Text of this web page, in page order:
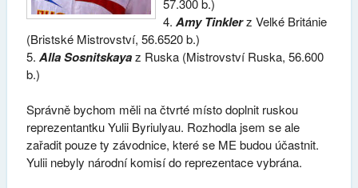
57.300 b.)
4.Amy Tinklerz Velké Británie
(Bristské Mistrovství, 56.6520 b.)
5. Alla Sosnitskayaz Ruska (Mistrovství Ruska, 56.600
b.)
Správně bychom měli na čtvrté místo doplnit ruskou
reprezentantku Yulii Byriulyau. Rozhodla jsem se ale
zařadit pouze ty závodnice, které se ME budou účastnit.
Yulii nebyly národní komisí do reprezentace vybrána.